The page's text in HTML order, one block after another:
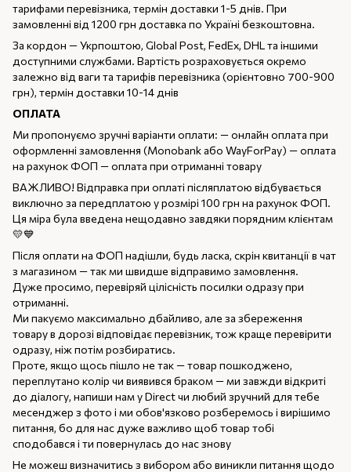
тарифами перевізника, термін доставки 1-5 днів. При
замовленні від 1200 грн доставка по Україні безкоштовна.
За кордон — Укрпоштою, Global Post, FedEx, DHL та іншими
доступними службами. Вартість розраховується окремо
залежно від ваги та тарифів перевізника (орієнтовно 700-900
грн), термін доставки 10-14 днів
ОПЛАТА
Ми пропонуємо зручні варіанти оплати: — онлайн оплата при
оформленні замовлення (Monobank або WayForPay) — оплата
на рахунок ФОП — оплата при отриманні товару
ВАЖЛИВО! Відправка при оплаті післяплатою відбувається
виключно за передплатою у розмірі 100 грн на рахунок ФОП.
Ця міра була введена нещодавно завдяки порядним клієнтам
💛💙
Після оплати на ФОП надішли, будь ласка, скрін квитанції в чат
з магазином — так ми швидше відправимо замовлення.
Дуже просимо, перевіряй цілісність посилки одразу при
отриманні.
Ми пакуємо максимально дбайливо, але за збереження
товару в дорозі відповідає перевізник, тож краще перевірити
одразу, ніж потім розбиратись.
Проте, якщо щось пішло не так — товар пошкоджено,
переплутано колір чи виявився браком — ми завжди відкриті
до діалогу, напиши нам у Direct чи любий зручний для тебе
месенджер з фото і ми обов'язково розберемось і вирішимо
питання, бо для нас дуже важливо щоб товар тобі
сподобався і ти повернулась до нас знову
Не можеш визначитись з вибором або виникли питання щодо